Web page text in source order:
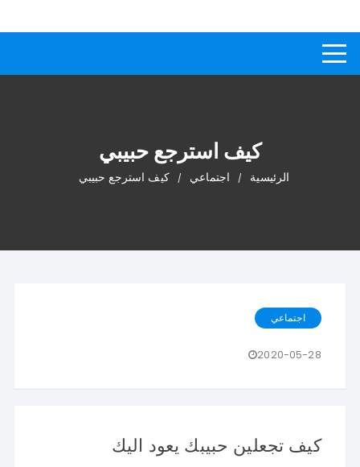
المحتوى
كيف استرجع حبيبي
الرئيسية اجتماعي كيف استرجع حبيبي
اجتماعي
2020-05-28
كيف تجعلين حبيبك يعود اليك